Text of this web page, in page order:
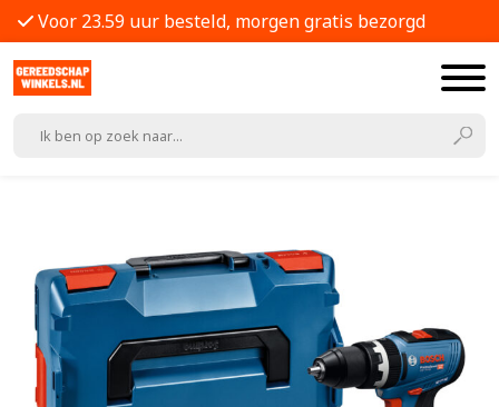
Voor 23.59 uur besteld, morgen gratis bezorgd